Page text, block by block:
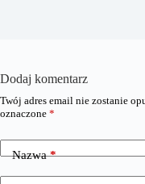
Dodaj komentarz
Twój adres email nie zostanie
oznaczone *
Nazwa*